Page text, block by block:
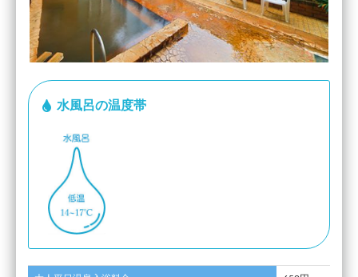
水風呂の温度帯